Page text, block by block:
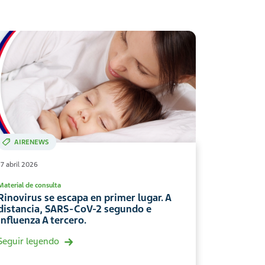
AIRENEWS
abril 2026
de consulta
se escapa en primer lugar. A
SARS-CoV-2 segundo e
A tercero.
leyendo